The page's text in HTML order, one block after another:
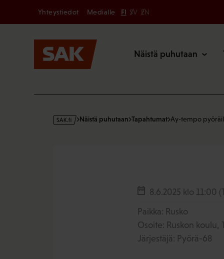
Secondary
Yhteystiedot Medialle FI SV EN
Näistä puhutaan
s
Näistä puhutaan Tapahtumat Ay-tempo
8.6.2025 klo 11:00
Paikka: Rusko
Osoite: Ruskon koulu,
Järjestäjä: Pyörä-68